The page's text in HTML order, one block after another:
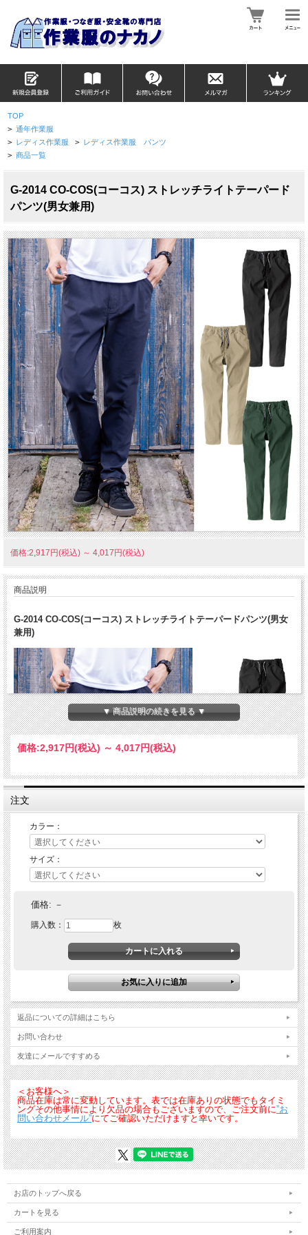
TOP
> 通年作業服
> レディス作業服 > レディス作業服 パンツ
> 商品一覧
G-2014 CO-COS(コーコス) ストレッチライトテーパード
パンツ(男女兼用)
価格:2,917円(税込) ～ 4,017円(税込)
商品説明
G-2014 CO-COS(コーコス) ストレッチライトテーパードパンツ(男女
兼用)
いちど穿いたら戻れなくなるリラックス感。秘密はヨコ伸び５５％の超ストレッ
チ。ウエスト紐はシーンに合わせて内側出しに変更可能。さらに、ベルトループも
▼ 商品説明の続きを見る ▼
価格:2,917円(税込) ～ 4,017円(税込)
注文
カラー：
サイズ：
価格: －
購入数： 枚
返品についての詳細はこちら
お問い合わせ
友達にメールですすめる
＜お客様へ＞
商品在庫は常に変動しています。表では在庫ありの状態でもタイミ
ングその他事情により欠品の場合もございますので、ご注文前に”お
問い合わせメール”にてご確認いただけますと幸いです。
お店のトップへ戻る
カートを見る
ご利用案内